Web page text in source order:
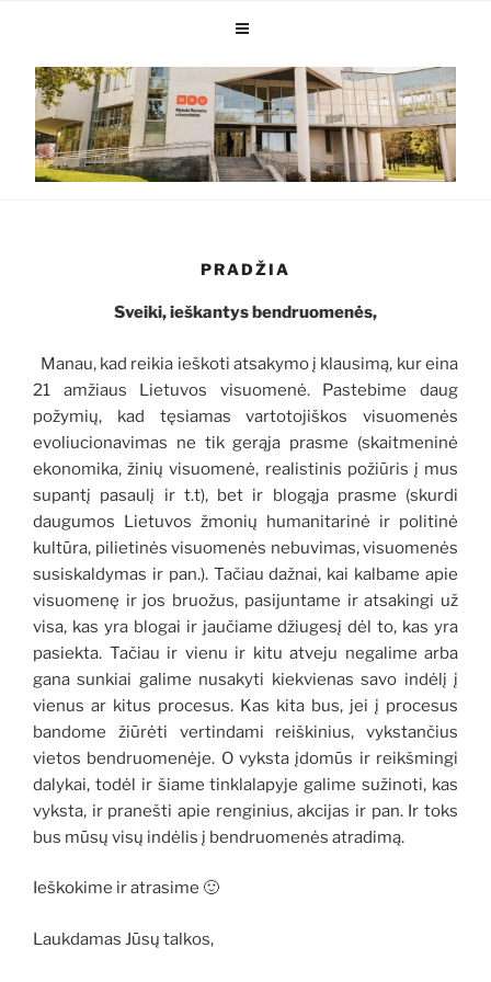
PRADŽIA
Sveiki, ieškantys bendruomenės,
Manau, kad reikia ieškoti atsakymo į klausimą, kur eina
21 amžiaus Lietuvos visuomenė. Pastebime daug
požymių, kad tęsiamas vartotojiškos visuomenės
evoliucionavimas ne tik gerąja prasme (skaitmeninė
ekonomika, žinių visuomenė, realistinis požiūris į mus
supantį pasaulį ir t.t), bet ir blogąja prasme (skurdi
daugumos Lietuvos žmonių humanitarinė ir politinė
kultūra, pilietinės visuomenės nebuvimas, visuomenės
susiskaldymas ir pan.). Tačiau dažnai, kai kalbame apie
visuomenę ir jos bruožus, pasijuntame ir atsakingi už
visa, kas yra blogai ir jaučiame džiugesį dėl to, kas yra
pasiekta. Tačiau ir vienu ir kitu atveju negalime arba
gana sunkiai galime nusakyti kiekvienas savo indėlį į
vienus ar kitus procesus. Kas kita bus, jei į procesus
bandome žiūrėti vertindami reiškinius, vykstančius
vietos bendruomenėje. O vyksta įdomūs ir reikšmingi
dalykai, todėl ir šiame tinklalapyje galime sužinoti, kas
vyksta, ir pranešti apie renginius, akcijas ir pan. Ir toks
bus mūsų visų indėlis į bendruomenės atradimą.
Ieškokime ir atrasime 🙂
Laukdamas Jūsų talkos,